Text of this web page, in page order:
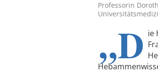
Professorin
„D ie